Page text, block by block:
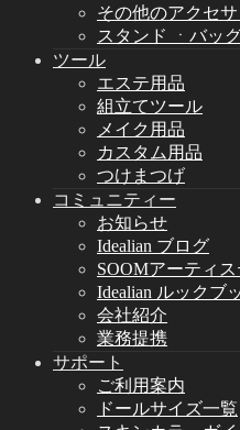
その他のアクセ
スタンド ㆍバッ
ツール
エステ用品
組立てツール
メイク用品
カスタム用品
つけまつげ
コミュニティー
お知らせ
Idealian ブログ
SOOMアーティ
Idealian ルックブ
会社紹介
業務提携
サポート
ご利用案内
ドールサイズ一覧